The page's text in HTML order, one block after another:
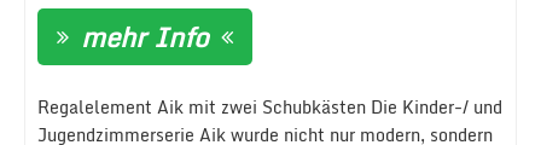
mehr Info
Regalelement Aik mit zwei Schubkästen Die Kinder-/ und
Jugendzimmerserie Aik wurde nicht nur modern, sondern